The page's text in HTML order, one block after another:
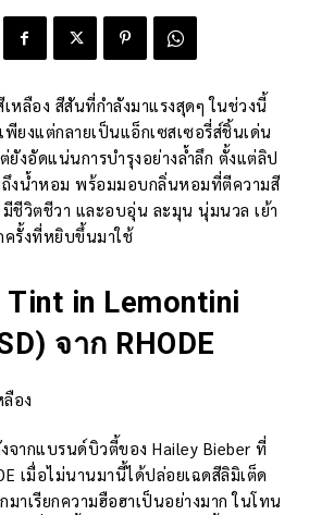
หลือง สีสันที่กำลังมาแรงสุดๆ ในช่วงนี้
ยงแต่กลายเป็นแอ็กเซสเซอรี่ส์ชิ้นเด่น
ยังอัดแน่นการบำรุงอย่างล้ำลึก ตั้งแต่ลิป
งน้ำหอม พร้อมมอบกลิ่นหอมที่ตีความสี
ชีวิตชีวา และอบอุ่น ละมุน นุ่มนวล เย้า
รั้งที่หยิบขึ้นมาใช้
in Lemontini
จาก RHODE
จากแบรนด์บิวตี้ของ Hailey Bieber ที่
เมื่อไม่นานมานี้ได้ปล่อยเฉดสีลิมิเต็ด
าเรียกความฮือฮาเป็นอย่างมาก ในโทน